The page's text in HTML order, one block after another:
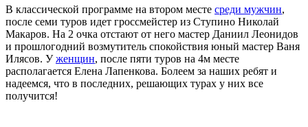
В классической программе на втором месте среди мужчин,
после семи туров идет гроссмейстер из Ступино Николай
Макаров. На 2 очка отстают от него мастер Даниил Леонидов
и прошлогодний возмутитель спокойствия юный мастер Ваня
Илясов. Уженщин, после пяти туров на 4м месте
располагается Елена Лапенкова. Болеем за наших ребят и
надеемся, что в последних, решающих турах у них все
получится!